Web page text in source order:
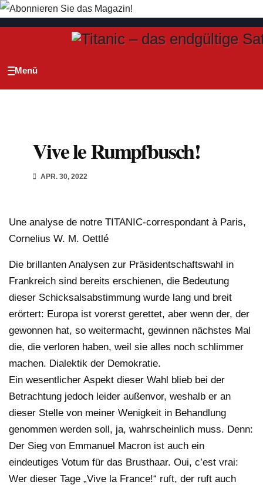
Zum
Vive le Rumpfbusch!
APR. 30, 2022
Une analyse de notre TITANIC-correspondant à Paris,
Cornelius W. M. Oettlé
Die brillanten Analysen zur Präsidentschaftswahl in
Frankreich sind bereits erschienen, die Bedeutung
dieser Schicksalsabstimmung wurde lang und breit
erörtert: Europa ist vorerst gerettet, aber wenn der, der
gewonnen hat, so weitermacht, gewinnen nächstes Mal
die, die verloren haben, weil sie alles noch schlimmer
machen. Dialektik der Demokratie.
Ein wesentlicher Aspekt dieser Wahl blieb bei der
Betrachtung jedoch leider außenvor, weshalb er an
dieser Stelle von meiner Wenigkeit in Behandlung
genommen werden soll, ja, wahrscheinlich muss. Denn:
Der Sieg von Emmanuel Macron ist auch ein
eindeutiges Votum für das Brusthaar. Oui, c’est vrai:
Wer dieser Tage „Vive la France!“ ruft, der ruft auch